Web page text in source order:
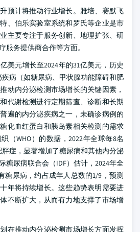
预计将推动行业增长。雅培、赛默飞
、伯乐实验室系统和罗氏等企业是市
主要专注于服务创新、地理扩张、研
服务提供商合作等方面。
美元增长至2024年的31亿美元，历史
疾病（如糖尿病、甲状腺功能障碍和肥
动内分泌检测市场增长的关键因素，
代谢检测进行定期筛查、诊断和长期
遍的内分泌疾病之一，未确诊病例的
化血红蛋白和胰岛素相关检测的需求
（WHO）的数据，2022年全球每8名
症，显著增加了糖尿病和其他内分泌
糖尿病联合会（IDF）估计，2024年全
糖尿病，约占成年人总数的1/9，预测
年将持续增长。这些趋势表明需要进
不断扩大，从而有力地支撑了市场增
在推动内分泌检测市场增长方面发挥